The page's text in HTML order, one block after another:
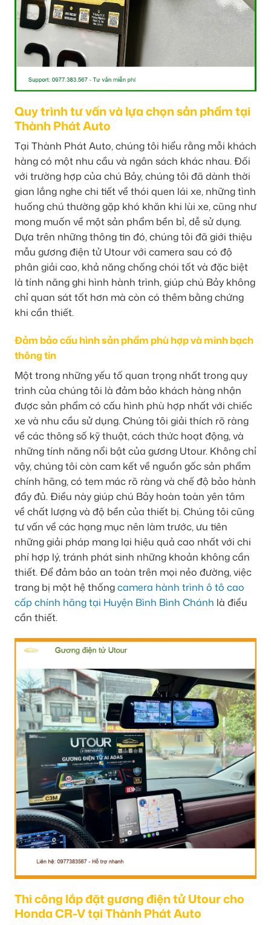
Quy trình tư vấn và lựa chọn sản phẩm tại
Thành Phát Auto
Tại Thành Phát Auto, chúng tôi hiểu rằng mỗi khách
hàng có một nhu cầu và ngân sách khác nhau. Đối
với trường hợp của chú Bảy, chúng tôi đã dành thời
gian lắng nghe chi tiết về thói quen lái xe, những tình
huống chú thường gặp khó khăn khi lùi xe, cũng như
mong muốn về một sản phẩm bền bỉ, dễ sử dụng.
Dựa trên những thông tin đó, chúng tôi đã giới thiệu
mẫu gương điện tử Utour với camera sau có độ
phân giải cao, khả năng chống chói tốt và đặc biệt
là tính năng ghi hình hành trình, giúp chú Bảy không
chỉ quan sát tốt hơn mà còn có thêm bằng chứng
khi cần thiết.
Đảm bảo cấu hình sản phẩm phù hợp và minh bạch
thông tin
Một trong những yếu tố quan trọng nhất trong quy
trình của chúng tôi là đảm bảo khách hàng nhận
được sản phẩm có cấu hình phù hợp nhất với chiếc
xe và nhu cầu sử dụng. Chúng tôi giải thích rõ ràng
về các thông số kỹ thuật, cách thức hoạt động, và
những tính năng nổi bật của gương Utour. Không chỉ
vậy, chúng tôi còn cam kết về nguồn gốc sản phẩm
chính hãng, có tem mác rõ ràng và chế độ bảo hành
đầy đủ. Điều này giúp chú Bảy hoàn toàn yên tâm
về chất lượng và độ bền của thiết bị. Chúng tôi cũng
tư vấn về các hạng mục nên làm trước, ưu tiên
những giải pháp mang lại hiệu quả cao nhất với chi
phí hợp lý, tránh phát sinh những khoản không cần
thiết. Để đảm bảo an toàn trên mọi nẻo đường, việc
trang bị một hệ thốngcamera hành trình ô tô cao
cấp chính hãng tại Huyện Bình Bình Chánh là điều
cần thiết.
Thi công lắp đặt gương điện tử Utour cho
Honda CR-V tại Thành Phát Auto